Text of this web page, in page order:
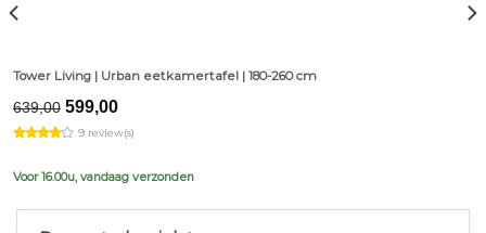
Tower Living | Urban eetkamertafel | 180-260 cm
639,00 Original
price
was:
599,00Current
is:
9 review(s)
Voor 16.00u, vandaag verzonden